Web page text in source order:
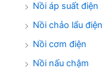
Nồi áp suất điện
Nồi chảo lẩu điện
Nồi cơm điện
Nồi nấu chậm